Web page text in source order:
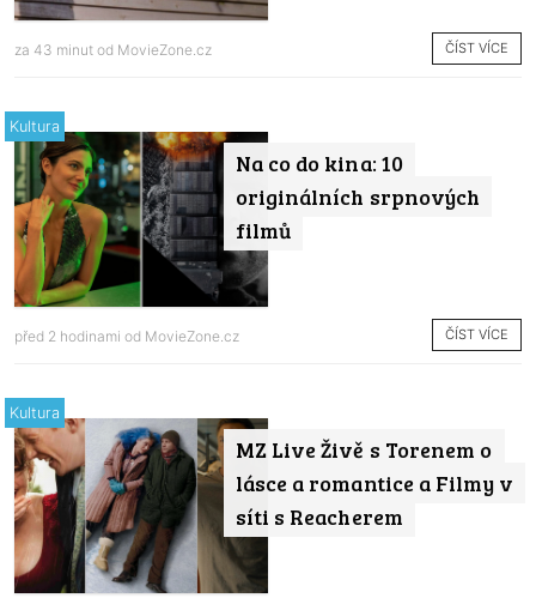
za 43 minut od MovieZone.cz ČÍST VÍCE
Na co do kina: 10
originálních srpnových
filmů
Kultura
před 2 hodinami od MovieZone.cz ČÍST VÍCE
MZ Live Živě s Torenem o
lásce a romantice a Filmy v
síti s Reacherem
Kultura